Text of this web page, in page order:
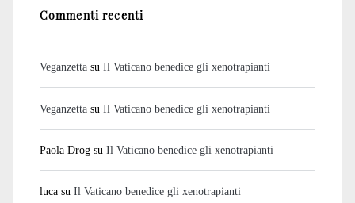
Commenti recenti
Veganzettasu Il Vaticano benedice gli xenotrapianti
Veganzettasu Il Vaticano benedice gli xenotrapianti
Paola Drogsu Il Vaticano benedice gli xenotrapianti
lucasu Il Vaticano benedice gli xenotrapianti